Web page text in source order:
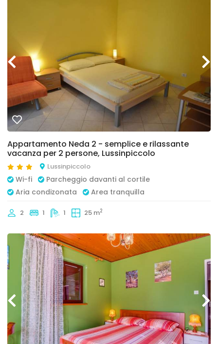
Appartamento Neda 2 - semplice e rilassante
vacanza per 2 persone, Lussinpiccolo
Lussinpiccolo
Wi-fi
Parcheggio davanti al cortile
Aria condizonata
Area tranquilla
2 1 1 25 m2